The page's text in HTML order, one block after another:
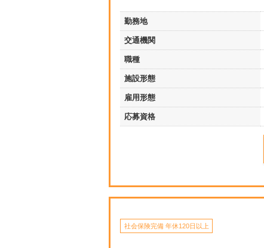
勤務地
交通機関
職種
施設形態
雇用形態
応募資格
社会保険完備 年休120日以上